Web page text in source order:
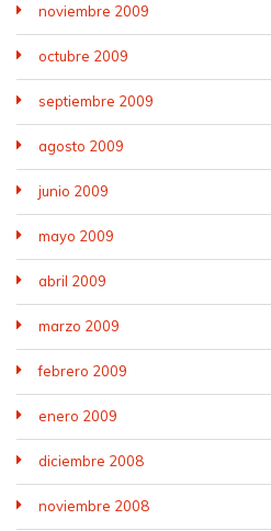
noviembre 2009
octubre 2009
septiembre 2009
agosto 2009
junio 2009
mayo 2009
abril 2009
marzo 2009
febrero 2009
enero 2009
diciembre 2008
noviembre 2008